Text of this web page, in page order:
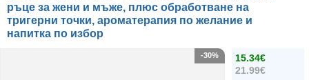
ръце за жени и мъже, плюс обработване на
тригерни точки, ароматерапия по желание и
напитка по избор
15.34€
21.99€
-30%